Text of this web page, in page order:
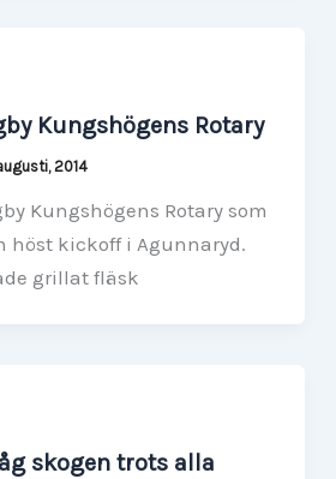
Kungshögens Rotary
2014
Kungshögens Rotary som
höst kickoff i Agunnaryd.
grillat fläsk
skogen trots alla